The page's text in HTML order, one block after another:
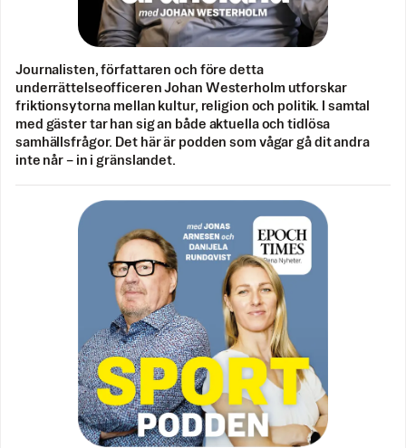
Journalisten, författaren och före detta
underrättelseofficeren Johan Westerholm utforskar
friktionsytorna mellan kultur, religion och politik. I samtal
med gäster tar han sig an både aktuella och tidlösa
samhällsfrågor. Det här är podden som vågar gå dit andra
inte når – in i gränslandet.